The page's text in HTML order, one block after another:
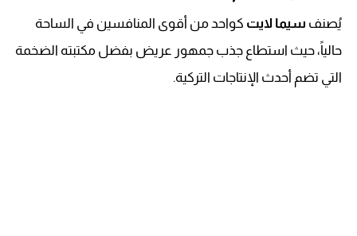
يُصنف سيما لايت كواحد من أقوى المنافسين في الساحة
حالياً، حيث استطاع جذب جمهور عريض بفضل مكتبته الضخمة
التي تضم أحدث الإنتاجات التركية.